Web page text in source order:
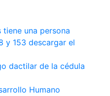
una persona
y 153 descargar el
dactilar de la cédula
Humano